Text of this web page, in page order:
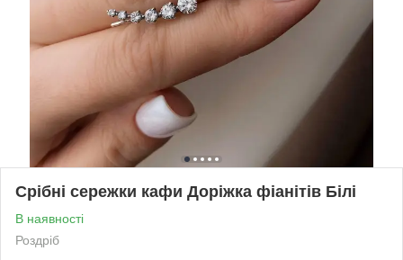
Срібні сережки кафи Доріжка фіанітів Білі
В наявності
Роздріб